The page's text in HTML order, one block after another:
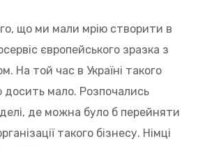
що ми мали мрію створити в
європейського зразка з
На той час в Україні такого
мало. Розпочались
де можна було б перейняти
такого бізнесу. Німці